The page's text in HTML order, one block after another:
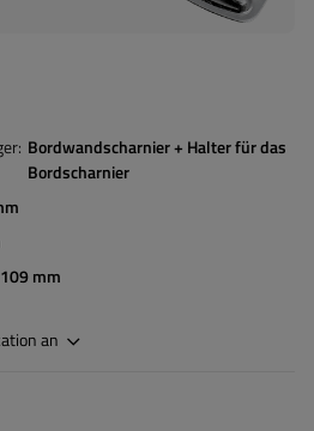
Bordwandscharnier + Halter für das
Bordscharnier
109 mm
an